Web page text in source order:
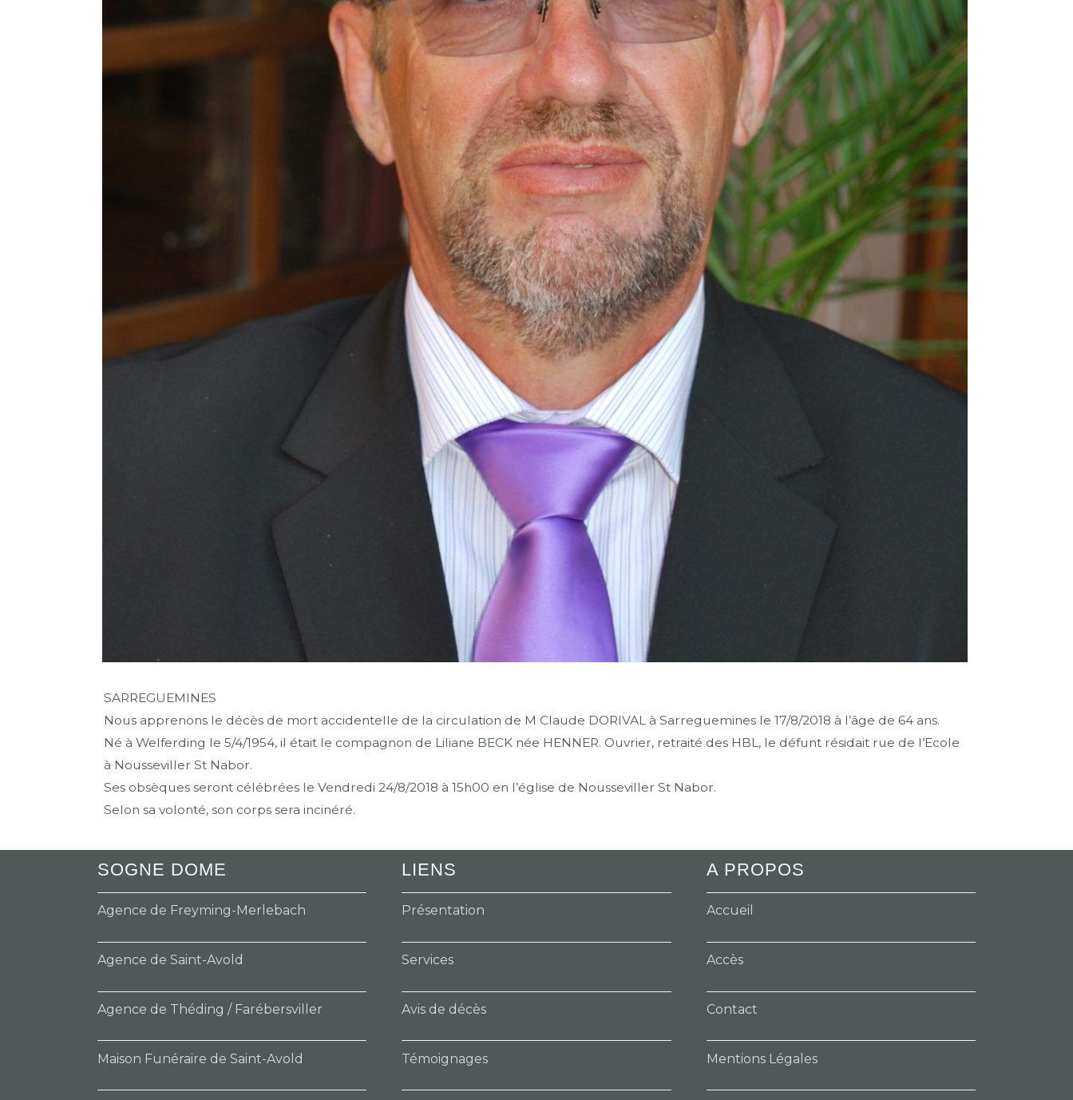
SARREGUEMINES
Nous apprenons le décès de mort accidentelle de la circulation de M Claude DORIVAL à Sarreguemines le 17/8/2018 à l’âge de 64 ans.
Né à Welferding le 5/4/1954, il était le compagnon de Liliane BECK née HENNER. Ouvrier, retraité des HBL, le défunt résidait rue de l’Ecole
à Nousseviller St Nabor.
Ses obsèques seront célébrées le Vendredi 24/8/2018 à 15h00 en l’église de Nousseviller St Nabor.
Selon sa volonté, son corps sera incinéré.
SOGNE DOME
Agence de Freyming-Merlebach
Agence de Saint-Avold
Agence de Théding / Farébersviller
Maison Funéraire de Saint-Avold
LIENS
Présentation
Services
Avis de décès
Témoignages
A PROPOS
Accueil
Accès
Contact
Mentions Légales